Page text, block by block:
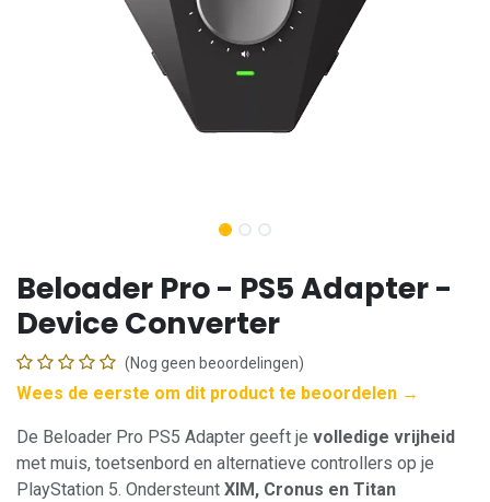
Beloader Pro - PS5 Adapter -
Device Converter
(Nog geen beoordelingen)
Wees de eerste om dit product te beoordelen →
De Beloader Pro PS5 Adapter geeft je volledige vrijheid
met muis, toetsenbord en alternatieve controllers op je
PlayStation 5. Ondersteunt XIM, Cronus en Titan